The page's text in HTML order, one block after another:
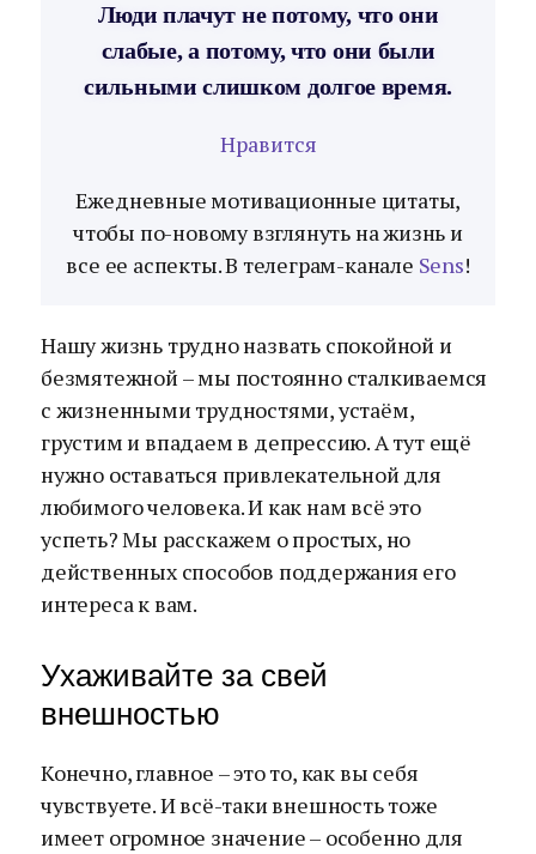
Люди плачут не потому, что они
слабые, а потому, что они были
сильными слишком долгое время.
Нравится
Ежедневные мотивационные цитаты,
чтобы по-новому взглянуть на жизнь и
все ее аспекты. В телеграм-канале Sens!
Нашу жизнь трудно назвать спокойной и
безмятежной – мы постоянно сталкиваемся
с жизненными трудностями, устаём,
грустим и впадаем в депрессию. А тут ещё
нужно оставаться привлекательной для
любимого человека. И как нам всё это
успеть? Мы расскажем о простых, но
действенных способов поддержания его
интереса к вам.
Ухаживайте за свей
внешностью
Конечно, главное – это то, как вы себя
чувствуете. И всё-таки внешность тоже
имеет огромное значение – особенно для